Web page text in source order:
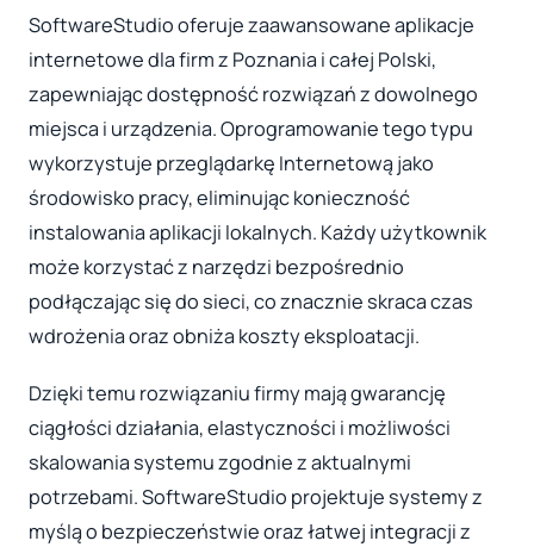
SoftwareStudio oferuje zaawansowane aplikacje
internetowe dla firm z Poznania i całej Polski,
zapewniając dostępność rozwiązań z dowolnego
miejsca i urządzenia. Oprogramowanie tego typu
wykorzystuje przeglądarkę Internetową jako
środowisko pracy, eliminując konieczność
instalowania aplikacji lokalnych. Każdy użytkownik
może korzystać z narzędzi bezpośrednio
podłączając się do sieci, co znacznie skraca czas
wdrożenia oraz obniża koszty eksploatacji.
Dzięki temu rozwiązaniu firmy mają gwarancję
ciągłości działania, elastyczności i możliwości
skalowania systemu zgodnie z aktualnymi
potrzebami. SoftwareStudio projektuje systemy z
myślą o bezpieczeństwie oraz łatwej integracji z